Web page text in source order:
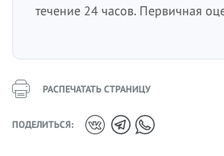
течение 24 часов. Первичная
РАСПЕЧАТАТЬ СТРАНИЦУ
ПОДЕЛИТЬСЯ: